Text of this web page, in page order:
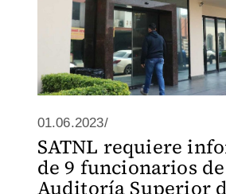
01.06.2023/
SATNL requiere
de 9 funcionarios
Auditoría Superior